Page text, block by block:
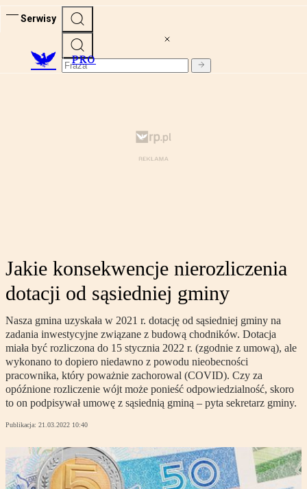
Serwisy
PRO
Jakie konsekwencje nierozliczenia
dotacji od sąsiedniej gminy
Nasza gmina uzyskała w 2021 r. dotację od sąsiedniej gminy na
zadania inwestycyjne związane z budową chodników. Dotacja
miała być rozliczona do 15 stycznia 2022 r. (zgodnie z umową), ale
wykonano to dopiero niedawno z powodu nieobecności
pracownika, który poważnie zachorowal (COVID). Czy za
opóźnione rozliczenie wójt może ponieść odpowiedzialność, skoro
to on podpisywał umowę z sąsiednią gminą – pyta sekretarz gminy.
Publikacja: 21.03.2022 10:40